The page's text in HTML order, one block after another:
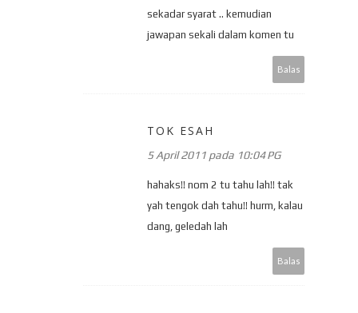
sekadar syarat .. kemudian
jawapan sekali dalam komen tu
Balas
TOK ESAH
5 April 2011 pada 10:04 PG
hahaks!! nom 2 tu tahu lah!! tak
yah tengok dah tahu!! hurm, kalau
dang, geledah lah
Balas